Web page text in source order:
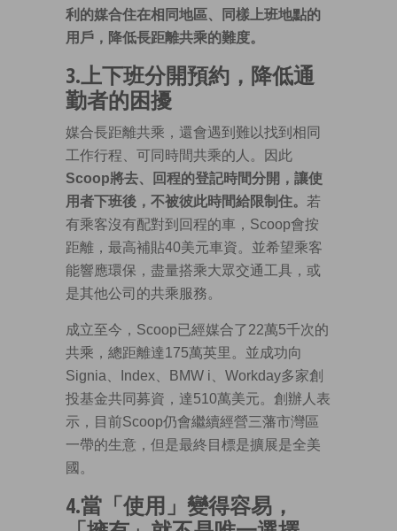
利的媒合住在相同地區、同樣上班地點的
用戶，降低長距離共乘的難度。
3.上下班分開預約，降低通
勤者的困擾
媒合長距離共乘，還會遇到難以找到相同
工作行程、可同時間共乘的人。因此
Scoop將去、回程的登記時間分開，讓使
用者下班後，不被彼此時間給限制住。 若
有乘客沒有配對到回程的車，Scoop會按
距離，最高補貼40美元車資。並希望乘客
能響應環保，盡量搭乘大眾交通工具，或
是其他公司的共乘服務。
成立至今，Scoop已經媒合了22萬5千次的
共乘，總距離達175萬英里。並成功向
Signia、Index、BMW i、Workday多家創
投基金共同募資，達510萬美元。創辦人表
示，目前Scoop仍會繼續經營三藩市灣區
一帶的生意，但是最終目標是擴展是全美
國。
4.當「使用」變得容易，